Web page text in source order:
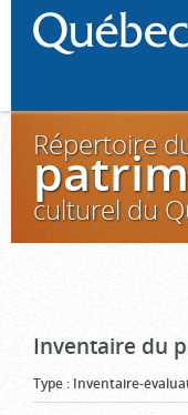
Répertoire
culturel du
Inventaire du
Type : Inventaire-